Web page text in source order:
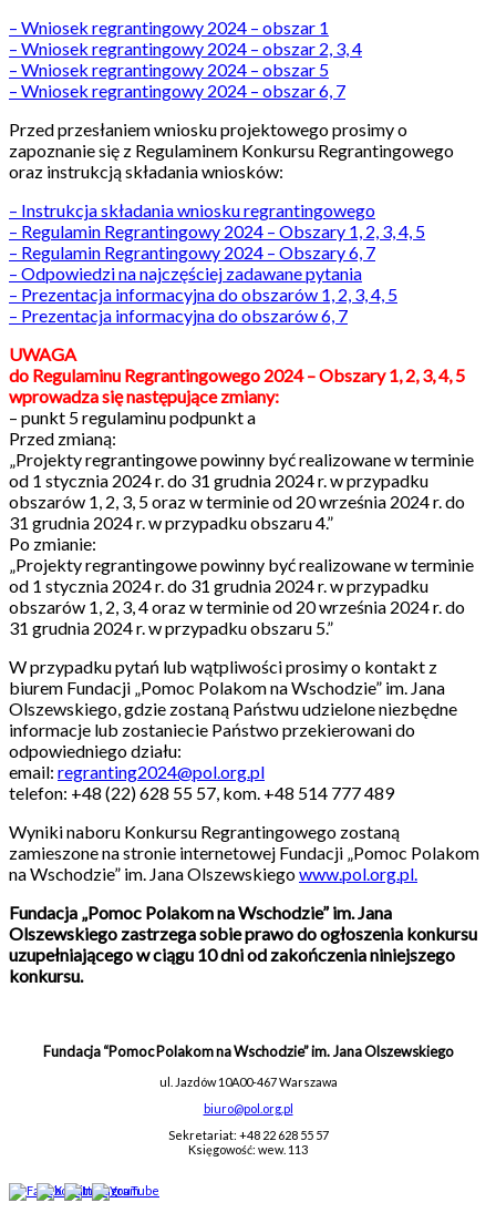
– Wniosek regrantingowy 2024 – obszar 1
– Wniosek regrantingowy 2024 – obszar 2, 3, 4
– Wniosek regrantingowy 2024 – obszar 5
– Wniosek regrantingowy 2024 – obszar 6, 7
Przed przesłaniem wniosku projektowego prosimy o
zapoznanie się z Regulaminem Konkursu Regrantingowego
oraz instrukcją składania wniosków:
– Instrukcja składania wniosku regrantingowego
– Regulamin Regrantingowy 2024 – Obszary 1, 2, 3, 4, 5
– Regulamin Regrantingowy 2024 – Obszary 6, 7
– Odpowiedzi na najczęściej zadawane pytania
– Prezentacja informacyjna do obszarów 1, 2, 3, 4, 5
– Prezentacja informacyjna do obszarów 6, 7
UWAGA
do Regulaminu Regrantingowego 2024 – Obszary 1, 2, 3, 4, 5
wprowadza się następujące zmiany:
– punkt 5 regulaminu podpunkt a
Przed zmianą:
„Projekty regrantingowe powinny być realizowane w terminie
od 1 stycznia 2024 r. do 31 grudnia 2024 r. w przypadku
obszarów 1, 2, 3, 5 oraz w terminie od 20 września 2024 r. do
31 grudnia 2024 r. w przypadku obszaru 4.”
Po zmianie:
„Projekty regrantingowe powinny być realizowane w terminie
od 1 stycznia 2024 r. do 31 grudnia 2024 r. w przypadku
obszarów 1, 2, 3, 4 oraz w terminie od 20 września 2024 r. do
31 grudnia 2024 r. w przypadku obszaru 5.”
W przypadku pytań lub wątpliwości prosimy o kontakt z
biurem Fundacji „Pomoc Polakom na Wschodzie” im. Jana
Olszewskiego, gdzie zostaną Państwu udzielone niezbędne
informacje lub zostaniecie Państwo przekierowani do
odpowiedniego działu:
email: regranting2024@pol.org.pl
telefon: +48 (22) 628 55 57, kom. +48 514 777 489
Wyniki naboru Konkursu Regrantingowego zostaną
zamieszone na stronie internetowej Fundacji „Pomoc Polakom
na Wschodzie” im. Jana Olszewskiegowww.pol.org.pl.
Fundacja „Pomoc Polakom na Wschodzie” im. Jana
Olszewskiego zastrzega sobie prawo do ogłoszenia konkursu
uzupełniającego w ciągu 10 dni od zakończenia niniejszego
konkursu.
Fundacja “Pomoc Polakom na Wschodzie” im. Jana Olszewskiego
ul. Jazdów 10A00-467 Warszawa
biuro@pol.org.pl
Sekretariat: +48 22 628 55 57
Księgowość: wew. 113